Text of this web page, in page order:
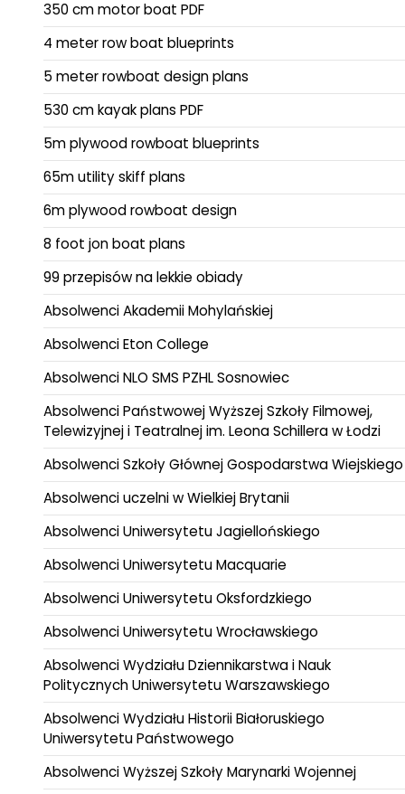
350 cm motor boat PDF
4 meter row boat blueprints
5 meter rowboat design plans
530 cm kayak plans PDF
5m plywood rowboat blueprints
65m utility skiff plans
6m plywood rowboat design
8 foot jon boat plans
99 przepisów na lekkie obiady
Absolwenci Akademii Mohylańskiej
Absolwenci Eton College
Absolwenci NLO SMS PZHL Sosnowiec
Absolwenci Państwowej Wyższej Szkoły Filmowej,
Telewizyjnej i Teatralnej im. Leona Schillera w Łodzi
Absolwenci Szkoły Głównej Gospodarstwa Wiejskiego
Absolwenci uczelni w Wielkiej Brytanii
Absolwenci Uniwersytetu Jagiellońskiego
Absolwenci Uniwersytetu Macquarie
Absolwenci Uniwersytetu Oksfordzkiego
Absolwenci Uniwersytetu Wrocławskiego
Absolwenci Wydziału Dziennikarstwa i Nauk
Politycznych Uniwersytetu Warszawskiego
Absolwenci Wydziału Historii Białoruskiego
Uniwersytetu Państwowego
Absolwenci Wyższej Szkoły Marynarki Wojennej